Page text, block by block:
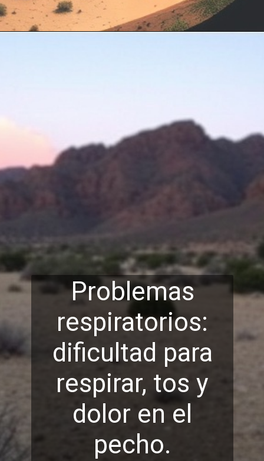
Problemas
respiratorios:
dificultad para
respirar, tos y
dolor en el
pecho.